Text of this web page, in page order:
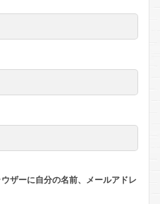
ザーに自分の名前、メールアドレ